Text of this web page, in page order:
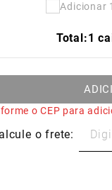
Adicionar
Total:1
o CEP para